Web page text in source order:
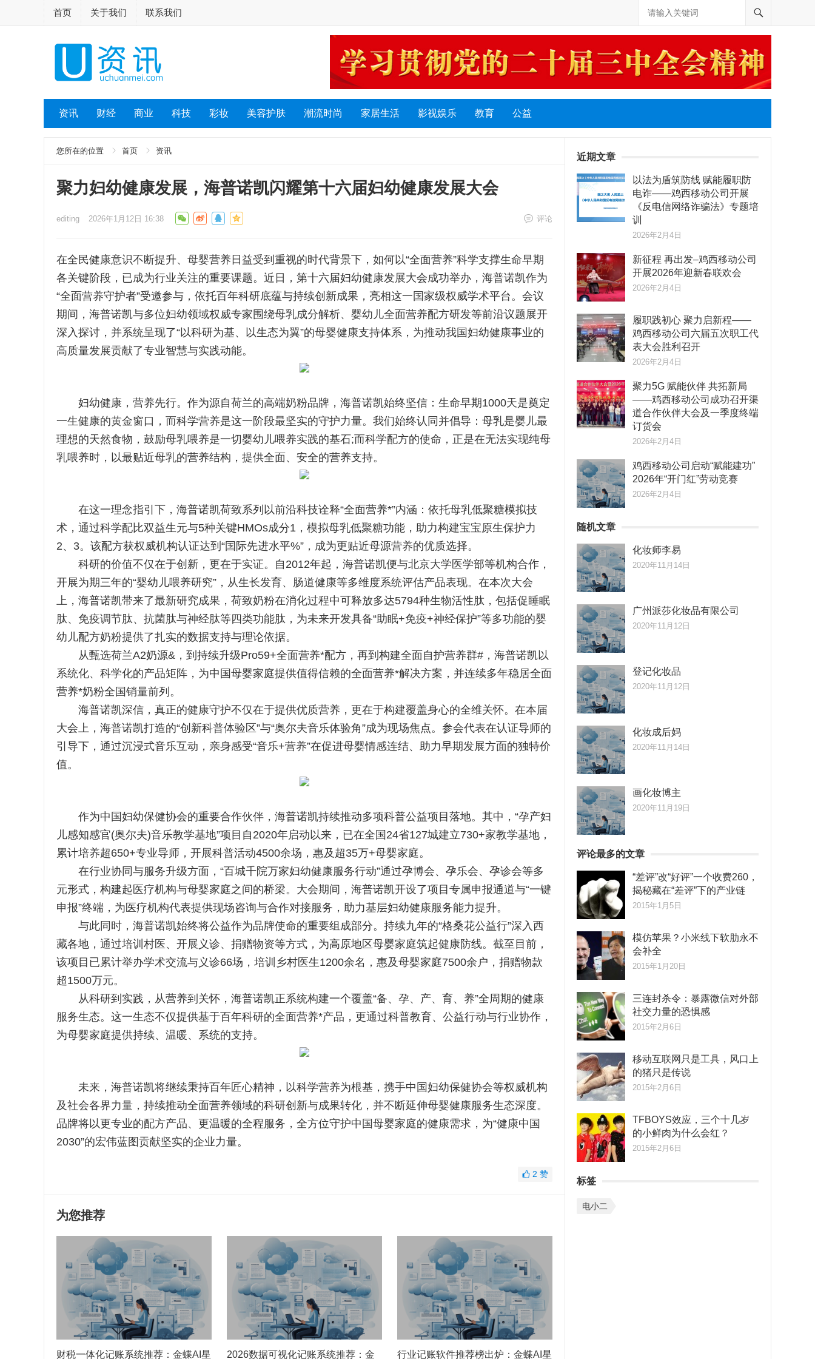
首页 关于我们 联系我们
资讯 财经 商业 科技 彩妆 美容护肤 潮流时尚 家居生活 影视娱乐 教育 公益
您所在的位置 首页 资讯
聚力妇幼健康发展，海普诺凯闪耀第十六届妇幼健康发展大会
editing 2026年1月12日 16:38 评论
在全民健康意识不断提升、母婴营养日益受到重视的时代背景下，如何以“全面营养”科学支撑生命早期
各关键阶段，已成为行业关注的重要课题。近日，第十六届妇幼健康发展大会成功举办，海普诺凯作为
“全面营养守护者”受邀参与，依托百年科研底蕴与持续创新成果，亮相这一国家级权威学术平台。会议
期间，海普诺凯与多位妇幼领域权威专家围绕母乳成分解析、婴幼儿全面营养配方研发等前沿议题展开
深入探讨，并系统呈现了“以科研为基、以生态为翼”的母婴健康支持体系，为推动我国妇幼健康事业的
高质量发展贡献了专业智慧与实践动能。
妇幼健康，营养先行。作为源自荷兰的高端奶粉品牌，海普诺凯始终坚信：生命早期1000天是奠定
一生健康的黄金窗口，而科学营养是这一阶段最坚实的守护力量。我们始终认同并倡导：母乳是婴儿最
理想的天然食物，鼓励母乳喂养是一切婴幼儿喂养实践的基石;而科学配方的使命，正是在无法实现纯母
乳喂养时，以最贴近母乳的营养结构，提供全面、安全的营养支持。
在这一理念指引下，海普诺凯荷致系列以前沿科技诠释“全面营养*”内涵：依托母乳低聚糖模拟技
术，通过科学配比双益生元与5种关键HMOs成分1，模拟母乳低聚糖功能，助力构建宝宝原生保护力
2、3。该配方获权威机构认证达到“国际先进水平%”，成为更贴近母源营养的优质选择。
科研的价值不仅在于创新，更在于实证。自2012年起，海普诺凯便与北京大学医学部等机构合作，
开展为期三年的“婴幼儿喂养研究”，从生长发育、肠道健康等多维度系统评估产品表现。在本次大会
上，海普诺凯带来了最新研究成果，荷致奶粉在消化过程中可释放多达5794种生物活性肽，包括促睡眠
肽、免疫调节肽、抗菌肽与神经肽等四类功能肽，为未来开发具备“助眠+免疫+神经保护”等多功能的婴
幼儿配方奶粉提供了扎实的数据支持与理论依据。
从甄选荷兰A2奶源&，到持续升级Pro59+全面营养*配方，再到构建全面自护营养群#，海普诺凯以
系统化、科学化的产品矩阵，为中国母婴家庭提供值得信赖的全面营养*解决方案，并连续多年稳居全面
营养*奶粉全国销量前列。
海普诺凯深信，真正的健康守护不仅在于提供优质营养，更在于构建覆盖身心的全维关怀。在本届
大会上，海普诺凯打造的“创新科普体验区”与“奥尔夫音乐体验角”成为现场焦点。参会代表在认证导师的
引导下，通过沉浸式音乐互动，亲身感受“音乐+营养”在促进母婴情感连结、助力早期发展方面的独特价
值。
作为中国妇幼保健协会的重要合作伙伴，海普诺凯持续推动多项科普公益项目落地。其中，“孕产妇
儿感知感官(奥尔夫)音乐教学基地”项目自2020年启动以来，已在全国24省127城建立730+家教学基地，
累计培养超650+专业导师，开展科普活动4500余场，惠及超35万+母婴家庭。
在行业协同与服务升级方面，“百城千院万家妇幼健康服务行动”通过孕博会、孕乐会、孕诊会等多
元形式，构建起医疗机构与母婴家庭之间的桥梁。大会期间，海普诺凯开设了项目专属申报通道与“一键
申报”终端，为医疗机构代表提供现场咨询与合作对接服务，助力基层妇幼健康服务能力提升。
与此同时，海普诺凯始终将公益作为品牌使命的重要组成部分。持续九年的“格桑花公益行”深入西
藏各地，通过培训村医、开展义诊、捐赠物资等方式，为高原地区母婴家庭筑起健康防线。截至目前，
该项目已累计举办学术交流与义诊66场，培训乡村医生1200余名，惠及母婴家庭7500余户，捐赠物款
超1500万元。
从科研到实践，从营养到关怀，海普诺凯正系统构建一个覆盖“备、孕、产、育、养”全周期的健康
服务生态。这一生态不仅提供基于百年科研的全面营养*产品，更通过科普教育、公益行动与行业协作，
为母婴家庭提供持续、温暖、系统的支持。
未来，海普诺凯将继续秉持百年匠心精神，以科学营养为根基，携手中国妇幼保健协会等权威机构
及社会各界力量，持续推动全面营养领域的科研创新与成果转化，并不断延伸母婴健康服务生态深度。
品牌将以更专业的配方产品、更温暖的全程服务，全方位守护中国母婴家庭的健康需求，为“健康中国
2030”的宏伟蓝图贡献坚实的企业力量。
2 赞
为您推荐
财税一体化记账系统推荐：金蝶AI星 2026数据可视化记账系统推荐：金 行业记账软件推荐榜出炉：金蝶AI星
近期文章
以法为盾筑防线 赋能履职防
电诈——鸡西移动公司开展
《反电信网络诈骗法》专题培
训
2026年2月4日
新征程 再出发–鸡西移动公司
开展2026年迎新春联欢会
2026年2月4日
履职践初心 聚力启新程——
鸡西移动公司六届五次职工代
表大会胜利召开
2026年2月4日
聚力5G 赋能伙伴 共拓新局
——鸡西移动公司成功召开渠
道合作伙伴大会及一季度终端
订货会
2026年2月4日
鸡西移动公司启动“赋能建功”
2026年“开门红”劳动竞赛
2026年2月4日
随机文章
化妆师李易
2020年11月14日
广州派莎化妆品有限公司
2020年11月12日
登记化妆品
2020年11月12日
化妆成后妈
2020年11月14日
画化妆博主
2020年11月19日
评论最多的文章
“差评”改“好评”一个收费260，
揭秘藏在“差评”下的产业链
2015年1月5日
模仿苹果？小米线下软肋永不
会补全
2015年1月20日
三连封杀令：暴露微信对外部
社交力量的恐惧感
2015年2月6日
移动互联网只是工具，风口上
的猪只是传说
2015年2月6日
TFBOYS效应，三个十几岁
的小鲜肉为什么会红？
2015年2月6日
标签
电小二